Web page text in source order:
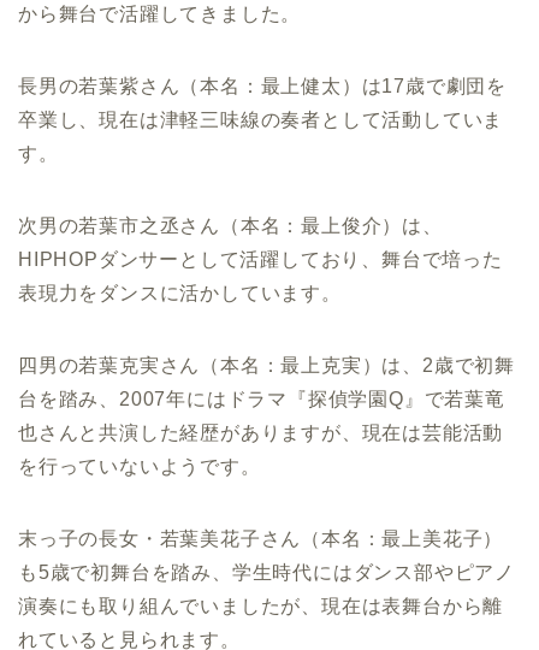
から舞台で活躍してきました。
長男の若葉紫さん（本名：最上健太）は17歳で劇団を
卒業し、現在は津軽三味線の奏者として活動していま
す。
次男の若葉市之丞さん（本名：最上俊介）は、
HIPHOPダンサーとして活躍しており、舞台で培った
表現力をダンスに活かしています。
四男の若葉克実さん（本名：最上克実）は、2歳で初舞
台を踏み、2007年にはドラマ『探偵学園Q』で若葉竜
也さんと共演した経歴がありますが、現在は芸能活動
を行っていないようです。
末っ子の長女・若葉美花子さん（本名：最上美花子）
も5歳で初舞台を踏み、学生時代にはダンス部やピアノ
演奏にも取り組んでいましたが、現在は表舞台から離
れていると見られます。